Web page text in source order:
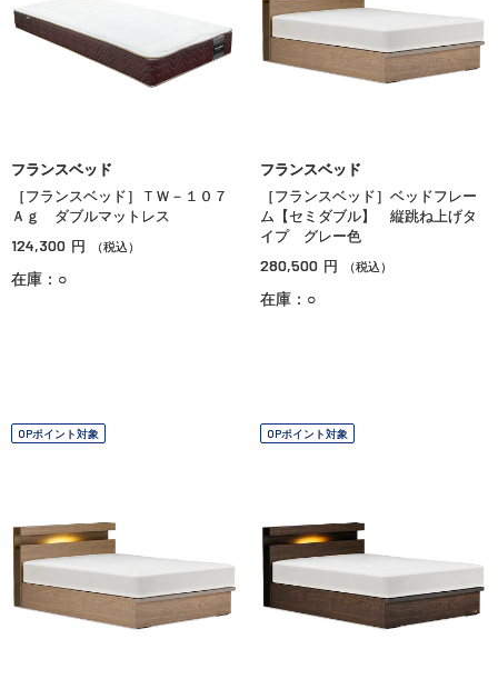
フランスベッド
［フランスベッド］ＴＷ－１０７
Ａｇ ダブルマットレス
124,300 円 （税込）
在庫：○
フランスベッド
［フランスベッド］ベッドフレー
ム【セミダブル】 縦跳ね上げタ
イプ グレー色
280,500 円 （税込）
在庫：○
OPポイント対象 OPポイント対象